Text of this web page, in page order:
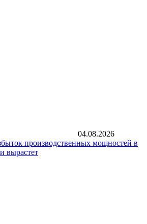
04.08.2026
производственных мощностей в
вырастет